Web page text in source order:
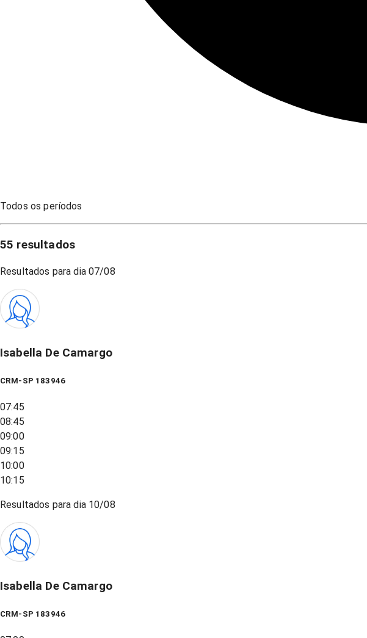
Todos os períodos
55 resultados
Resultados para dia 07/08
Isabella De Camargo
CRM-SP 183946
07:45
08:45
09:00
09:15
10:00
10:15
Resultados para dia 10/08
Isabella De Camargo
CRM-SP 183946